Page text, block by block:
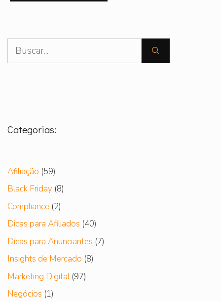
Pesquisar
Categorias:
Afiliação (59)
Black Friday (8)
Compliance (2)
Dicas para Afiliados (40)
Dicas para Anunciantes (7)
Insights de Mercado (8)
Marketing Digital(97)
Negócios (1)